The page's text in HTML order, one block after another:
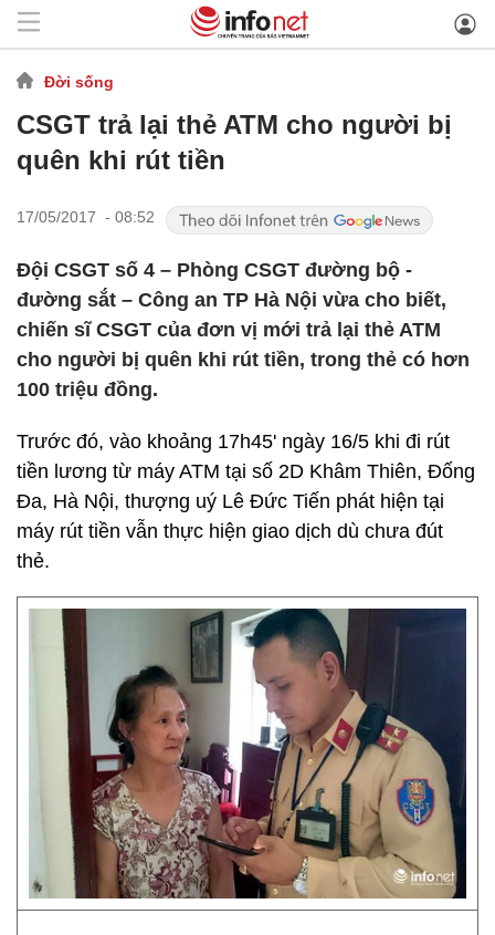
Đời sống
CSGT trả lại thẻ ATM cho người bị
quên khi rút tiền
17/05/2017 - 08:52
Đội CSGT số 4 – Phòng CSGT đường bộ -
đường sắt – Công an TP Hà Nội vừa cho biết,
chiến sĩ CSGT của đơn vị mới trả lại thẻ ATM
cho người bị quên khi rút tiền, trong thẻ có hơn
100 triệu đồng.
Trước đó, vào khoảng 17h45' ngày 16/5 khi đi rút
tiền lương từ máy ATM tại số 2D Khâm Thiên, Đống
Đa, Hà Nội, thượng uý Lê Đức Tiến phát hiện tại
máy rút tiền vẫn thực hiện giao dịch dù chưa đút
thẻ.